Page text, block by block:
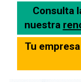
Consulta
nuestra
Tu empresa